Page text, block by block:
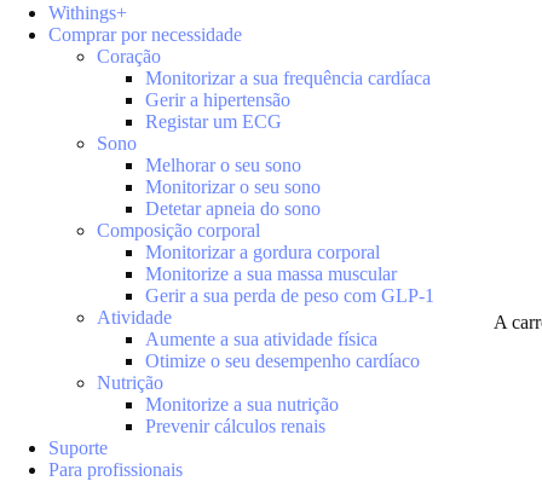
A
Withings+
Comprar por necessidade
Coração
Monitorizar a sua frequência cardíaca
Gerir a hipertensão
Registar um ECG
Sono
Melhorar o seu sono
Monitorizar o seu sono
Detetar apneia do sono
Composição corporal
Monitorizar a gordura corporal
Monitorize a sua massa muscular
Gerir a sua perda de peso com GLP-1
Atividade
Aumente a sua atividade física
Otimize o seu desempenho cardíaco
Nutrição
Monitorize a sua nutrição
Prevenir cálculos renais
Suporte
Para profissionais